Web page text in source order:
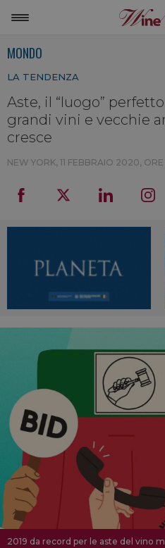
NON
LA CANTINA DI
DICONO
MONDO
LA TENDENZA
Aste, il “luogo”
grandi vini e vecchie
cresce
NEW YORK, 11 FEBBRAIO 2020, ORE
2019 da record per le aste del vino